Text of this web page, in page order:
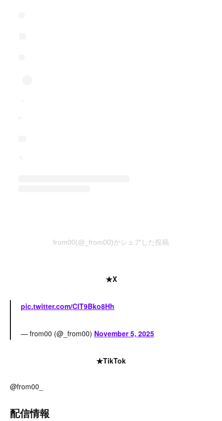
from00(@_from00)がシェアした投稿
★X
pic.twitter.com/ClT9Bko8Hh
— from00 (@_from00) November 5, 2025
★TikTok
@from00_
配信情報